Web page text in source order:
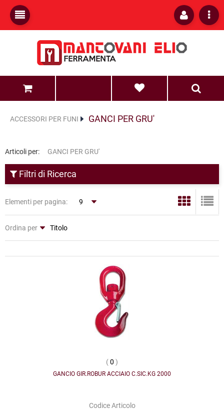
ACCESSORI PER FUNI GANCI PER GRU'
Articoli per: GANCI PER GRU'
Filtri di Ricerca
Elementi per pagina:
Ordina per
(0 )
GANCIO GIR.ROBUR ACCIAIO C.SIC.KG 2000
Codice Articolo